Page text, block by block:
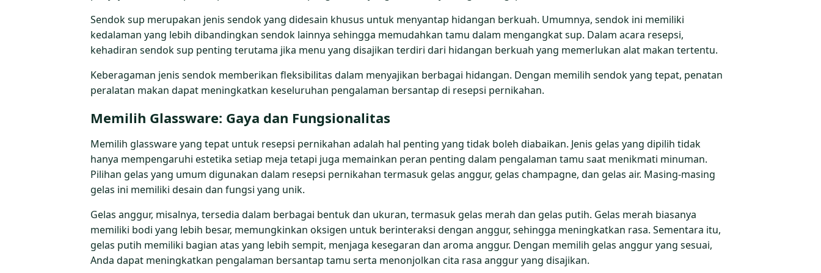
Sendok sup merupakan jenis sendok yang didesain khusus untuk menyantap hidangan berkuah. Umumnya, sendok ini memiliki
kedalaman yang lebih dibandingkan sendok lainnya sehingga memudahkan tamu dalam mengangkat sup. Dalam acara resepsi,
kehadiran sendok sup penting terutama jika menu yang disajikan terdiri dari hidangan berkuah yang memerlukan alat makan tertentu.
Keberagaman jenis sendok memberikan fleksibilitas dalam menyajikan berbagai hidangan. Dengan memilih sendok yang tepat, penatan
peralatan makan dapat meningkatkan keseluruhan pengalaman bersantap di resepsi pernikahan.
Memilih Glassware: Gaya dan Fungsionalitas
Memilih glassware yang tepat untuk resepsi pernikahan adalah hal penting yang tidak boleh diabaikan. Jenis gelas yang dipilih tidak
hanya mempengaruhi estetika setiap meja tetapi juga memainkan peran penting dalam pengalaman tamu saat menikmati minuman.
Pilihan gelas yang umum digunakan dalam resepsi pernikahan termasuk gelas anggur, gelas champagne, dan gelas air. Masing-masing
gelas ini memiliki desain dan fungsi yang unik.
Gelas anggur, misalnya, tersedia dalam berbagai bentuk dan ukuran, termasuk gelas merah dan gelas putih. Gelas merah biasanya
memiliki bodi yang lebih besar, memungkinkan oksigen untuk berinteraksi dengan anggur, sehingga meningkatkan rasa. Sementara itu,
gelas putih memiliki bagian atas yang lebih sempit, menjaga kesegaran dan aroma anggur. Dengan memilih gelas anggur yang sesuai,
Anda dapat meningkatkan pengalaman bersantap tamu serta menonjolkan cita rasa anggur yang disajikan.